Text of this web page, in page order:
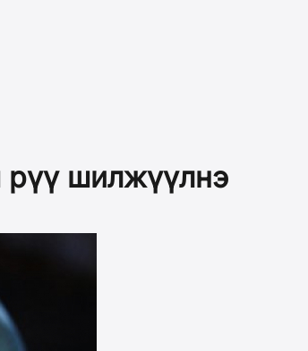
рүү шилжүүлнэ